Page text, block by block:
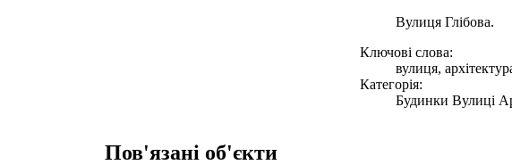
Вулиця Глібова.
Ключові слова:
вулиця,
Категорія:
Будинки Вулиці
Пов'язані об'єкти